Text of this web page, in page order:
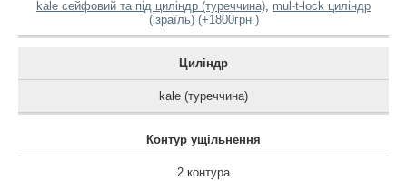
kale сейфовий та під циліндр (туреччина) mul-t-lock циліндр
(ізраїль) (+1800грн.)
Циліндр
kale (туреччина)
Контур ущільнення
2 контура